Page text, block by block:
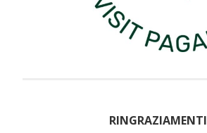
RINGRAZIAMENTI